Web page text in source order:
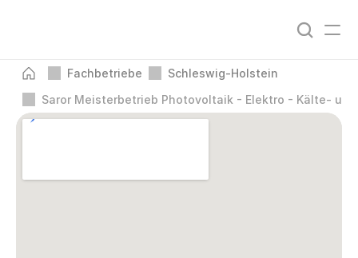
Fachbetriebe
Schleswig-Holstein
Saror Meisterbetrieb Photovoltaik - Elektro - Kälte-